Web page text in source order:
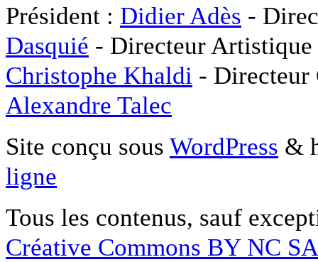
Président : Didier Adès -
Dasquié - Directeur
Christophe Khaldi -
Alexandre Talec
Site conçu sous WordPress &
ligne
Tous les contenus, sauf
Créative Commons BY NC SA